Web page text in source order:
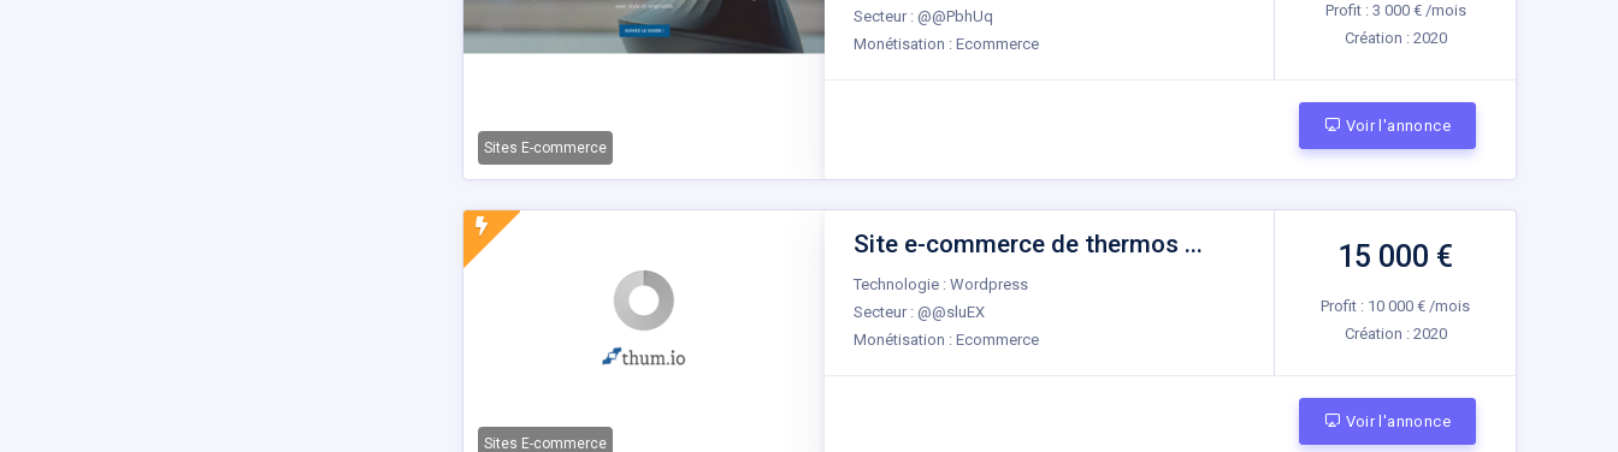
Sites E-commerce
Secteur : @@PbhUq
Monétisation : Ecommerce
Profit : 3 000 € /mois
Création : 2020
Voir l'annonce
Sites E-commerce
Site e-commerce de thermos ...
Technologie : Wordpress
Secteur : @@sluEX
Monétisation : Ecommerce
15 000 €
Profit : 10 000 € /mois
Création : 2020
Voir l'annonce